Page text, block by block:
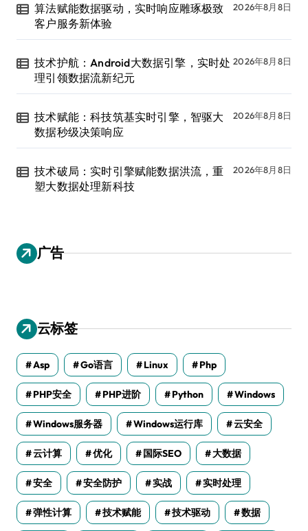
算法赋能数据驱动，实时响应雕琢极致
客户服务新体验
2026年8月8日
技术护航：Android大数据引擎，实时处
理引领数据流新纪元
2026年8月8日
技术赋能：科技筑基实时引擎，智驱大
数据秒级决策响应
2026年8月8日
技术破局：实时引擎赋能数据洪流，重
塑大数据处理新科技
2026年8月8日
广告
云标签
Asp Go语言 Linux Php
PHP安全 PHP进阶 Python Windows
Windows服务器 Windows运行库 云安全
云计算 优化 国际SEO 大数据
安全 安全防护 实战 实时处理
弹性计算 技术赋能 技术驱动 数据